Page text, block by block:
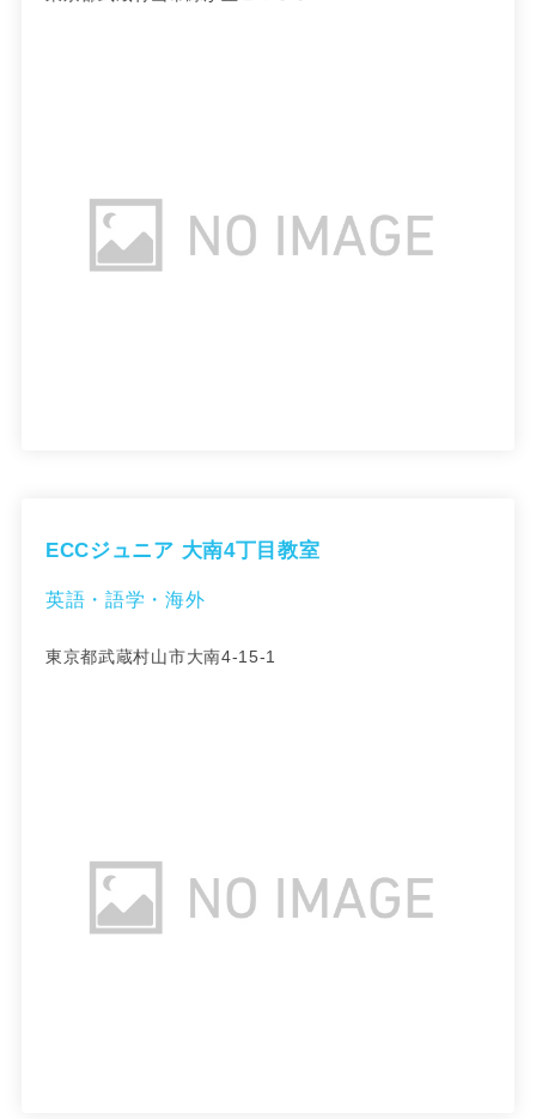
ECCジュニア 大南4丁目教室
英語・語学・海外
東京都武蔵村山市大南4-15-1